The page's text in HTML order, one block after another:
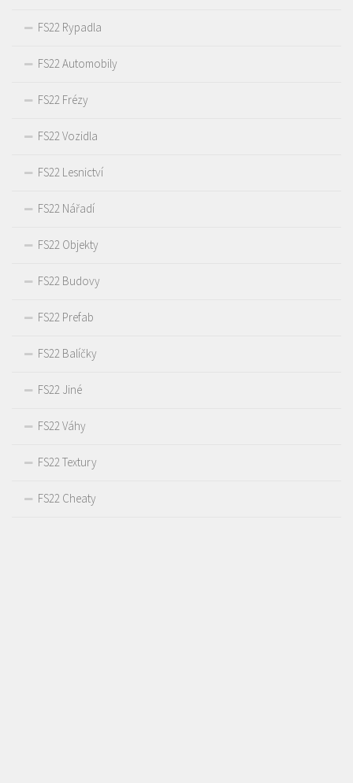
FS22 Rypadla
FS22 Automobily
FS22 Frézy
FS22 Vozidla
FS22 Lesnictví
FS22 Nářadí
FS22 Objekty
FS22 Budovy
FS22 Prefab
FS22 Balíčky
FS22 Jiné
FS22 Váhy
FS22 Textury
FS22 Cheaty